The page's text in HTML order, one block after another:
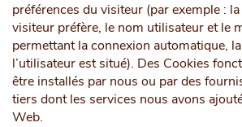
préférences du visiteur (par exemple :
visiteur préfère, le nom utilisateur et le
permettant la connexion automatique,
l’utilisateur est situé). Des Cookies
être installés par nous ou par des
tiers dont les services nous avons
Web.